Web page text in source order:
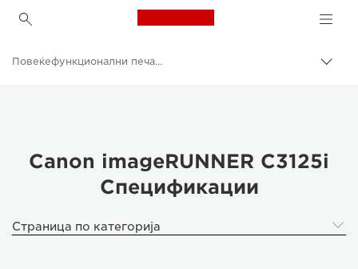
Canon Logo, back to
Деловни производи
Деловни печатачи и машини за факс
Повеќефункционални печатачи во боја
Canon imageRUNNER C3125i
Спецификации
Страница по категорија